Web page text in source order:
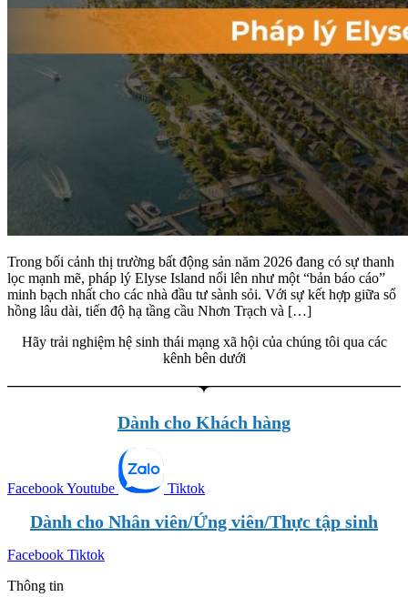
Trong bối cảnh thị trường bất động sản năm 2026 đang có sự thanh
lọc mạnh mẽ, pháp lý Elyse Island nổi lên như một “bản báo cáo”
minh bạch nhất cho các nhà đầu tư sành sỏi. Với sự kết hợp giữa sổ
hồng lâu dài, tiến độ hạ tầng cầu Nhơn Trạch và […]
Hãy trải nghiệm hệ sinh thái mạng xã hội của chúng tôi qua các
kênh bên dưới
Dành cho Khách hàng
FacebookYoutube Tiktok
Dành cho Nhân viên/Ứng viên/Thực tập sinh
Facebook Tiktok
Thông tin